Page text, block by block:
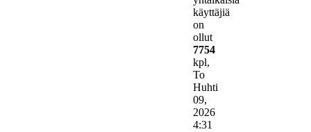
käyttäjiä
on
ollut
7754
kpl,
To
Huhti
09,
2026
4:31